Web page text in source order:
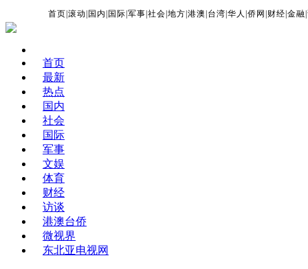
首页 |滚动 国内 国际 |军事 |社会 |地方 |港澳 台湾 |华人 |侨网 财经 |金融 |
首页
最新
热点
国内
社会
国际
军事
文娱
体育
财经
访谈
港澳台侨
微视界
东北亚电视网